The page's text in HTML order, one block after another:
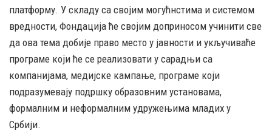
платформу. У складу са својим могућнстима и системом
вредности, Фондација ће својим доприносом учинити све
да ова тема добије право место у јавности и укључиваће
програме који ће се реализовати у сарадњи са
компанијама, медијске кампање, програме који
подразумевају подршку образовним установама,
формалним и неформалним удружењима младих у
Србији.